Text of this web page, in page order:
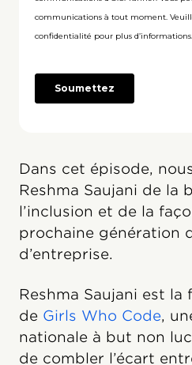
Dans cet épisode,
Reshma Saujani de la
l’inclusion et de la
prochaine génération
d’entreprise.
Reshma Saujani est
de Girls Who Code,
nationale à but non
de combler l’écart